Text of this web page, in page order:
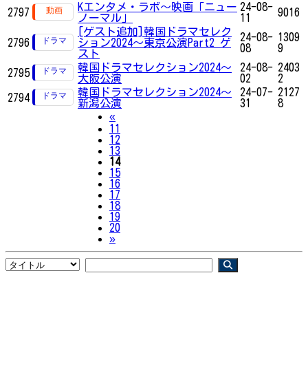
2797
Kエンタメ・ラボ～映画「ニュー
ノーマル」
24-08-
11
9016
2796
[ゲスト追加]韓国ドラマセレク
ション2024～東京公演Part2 ゲ
スト
24-08-
08
1309
9
2795
韓国ドラマセレクション2024～
大阪公演
24-08-
02
2403
2
2794
韓国ドラマセレクション2024～
新潟公演
24-07-
31
2127
8
«Previous
11
12
13
14
15
16
17
18
19
20
»Next